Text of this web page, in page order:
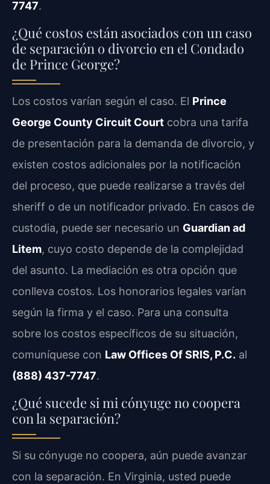
7747.
¿Qué costos están asociados con un caso
de separación o divorcio en el Condado
de Prince George?
Los costos varían según el caso. El Prince
George County Circuit Court cobra una tarifa
de presentación para la demanda de divorcio, y
existen costos adicionales por la notificación
del proceso, que puede realizarse a través del
sheriff o de un notificador privado. En casos de
custodia, puede ser necesario un Guardian ad
Litem, cuyo costo depende de la complejidad
del asunto. La mediación es otra opción que
conlleva costos. Los honorarios legales varían
según la firma y el caso. Para una consulta
sobre los costos específicos de su situación,
comuníquese con Law Offices Of SRIS, P.C. al
(888) 437-7747.
¿Qué sucede si mi cónyuge no coopera
con la separación?
Si su cónyuge no coopera, aún puede avanzar
con la separación. En Virginia, usted puede